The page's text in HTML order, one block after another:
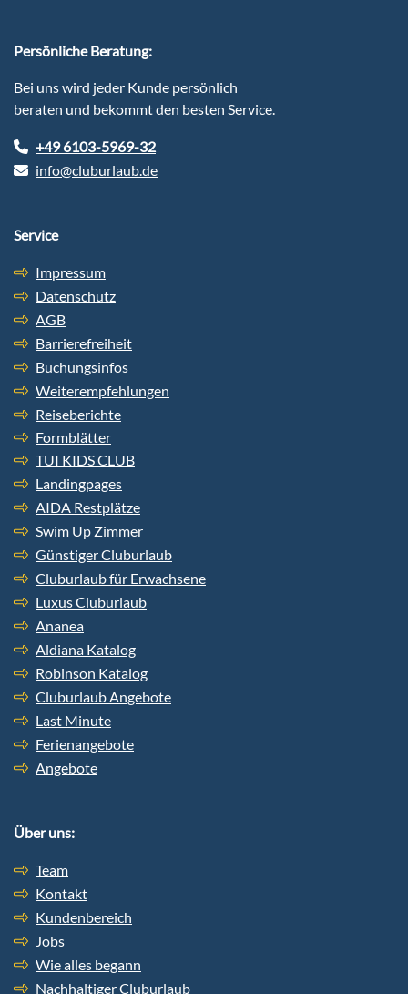
Persönliche Beratung:
Bei uns wird jeder Kunde persönlich
beraten und bekommt den besten Service.
+49 6103-5969-32
info@cluburlaub.de
Service
Impressum
Datenschutz
AGB
Barrierefreiheit
Buchungsinfos
Weiterempfehlungen
Reiseberichte
Formblätter
TUI KIDS CLUB
Landingpages
AIDA Restplätze
Swim Up Zimmer
Günstiger Cluburlaub
Cluburlaub für Erwachsene
Luxus Cluburlaub
Ananea
Aldiana Katalog
Robinson Katalog
Cluburlaub Angebote
Last Minute
Ferienangebote
Angebote
Über uns:
Team
Kontakt
Kundenbereich
Jobs
Wie alles begann
Nachhaltiger Cluburlaub